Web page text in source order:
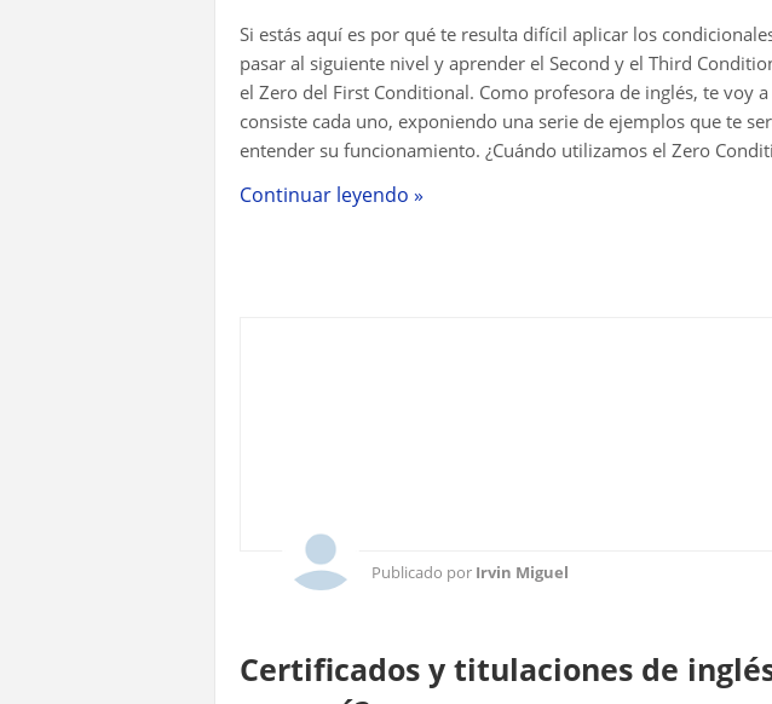
Si estás aquí es por qué te resulta difícil aplicar los
pasar al siguiente nivel y aprender el Second y el Third
el Zero del First Conditional. Como profesora de inglés, te voy
consiste cada uno, exponiendo una serie de ejemplos que te
entender su funcionamiento. ¿Cuándo utilizamos el Zero
Continuar leyendo »
Publicado por Irvin Miguel
Certificados y titulaciones de